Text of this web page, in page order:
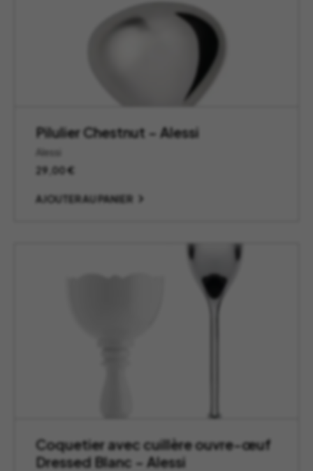
Pilulier Chestnut – Alessi
Alessi
29,00€
AJOUTER AU PANIER
Coquetier avec cuillère ouvre-œuf
Dressed Blanc – Alessi